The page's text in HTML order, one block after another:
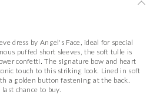
dress by Angel's Face, ideal for special
puffed short sleeves, the soft tulle is
confetti. The signature bow and heart
touch to this striking look. Lined in soft
a golden button fastening at the back.
chance to buy.